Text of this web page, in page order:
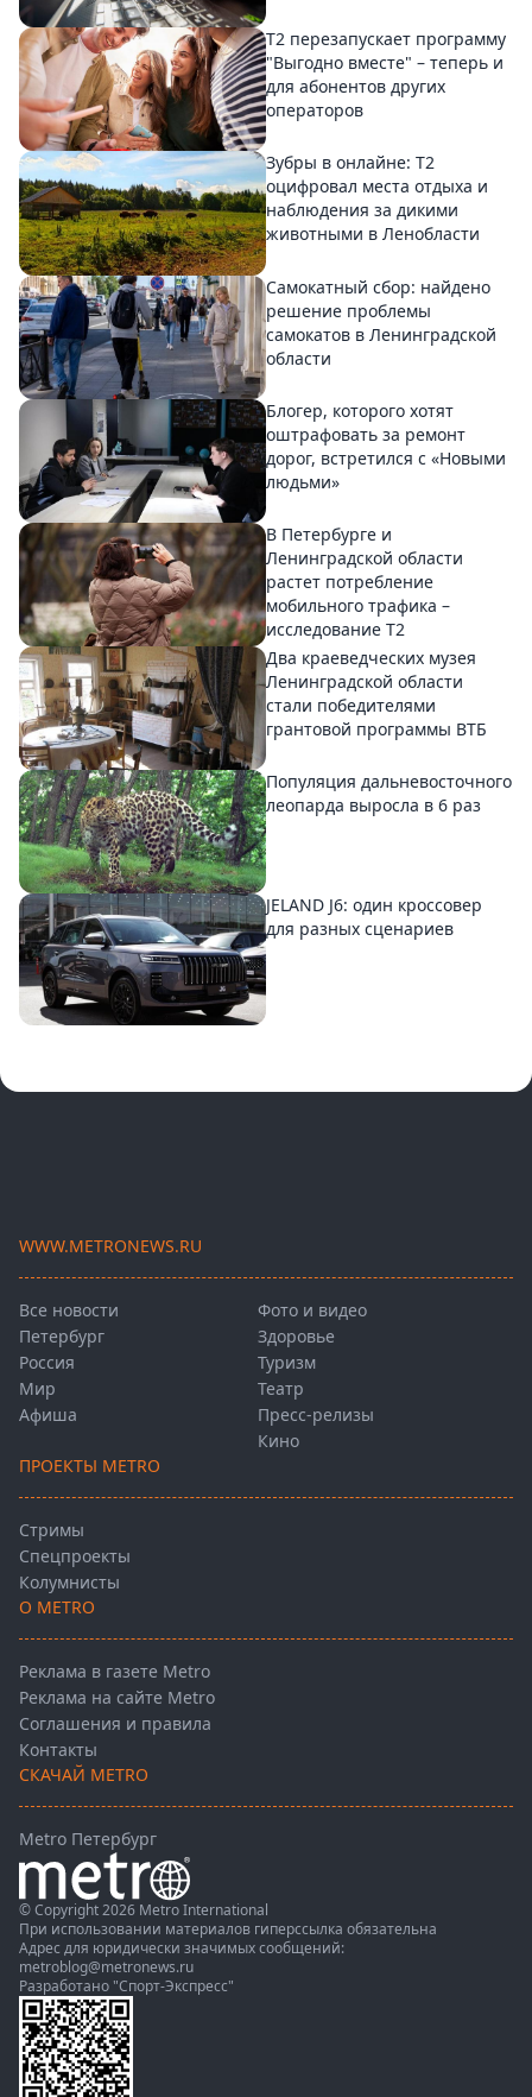
Т2 перезапускает программу
"Выгодно вместе" – теперь и
для абонентов других
операторов
Зубры в онлайне: Т2
оцифровал места отдыха и
наблюдения за дикими
животными в Ленобласти
Самокатный сбор: найдено
решение проблемы
самокатов в Ленинградской
области
Блогер, которого хотят
оштрафовать за ремонт
дорог, встретился с «Новыми
людьми»
В Петербурге и
Ленинградской области
растет потребление
мобильного трафика –
исследование T2
Два краеведческих музея
Ленинградской области
стали победителями
грантовой программы ВТБ
Популяция дальневосточного
леопарда выросла в 6 раз
JELAND J6: один кроссовер
для разных сценариев
WWW.METRONEWS.RU
Все новости
Петербург
Россия
Мир
Афиша
Фото и видео
Здоровье
Туризм
Театр
Пресс-релизы
Кино
ПРОЕКТЫ METRO
Стримы
Спецпроекты
Колумнисты
О METRO
Реклама в газете Metro
Реклама на сайте Metro
Соглашения и правила
Контакты
СКАЧАЙ METRO
Metro Петербург
© Copyright 2026 Metro International
При использовании материалов гиперссылка обязательна
Адрес для юридически значимых сообщений:
metroblog@metronews.ru
Разработано "Спорт-Экспресс"